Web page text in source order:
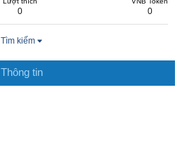
0 0
Tìm kiếm
Thông tin